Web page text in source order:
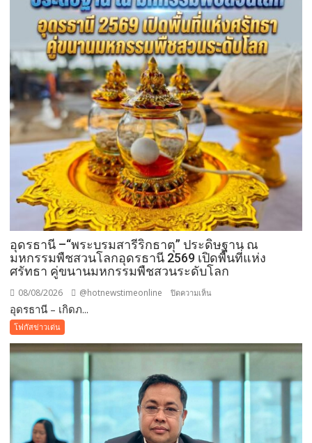
อุดรธานี –“พระบรมสารีริกธาตุ” ประดิษฐาน ณ
มหกรรมพืชสวนโลกอุดรธานี 2569 เปิดพื้นที่แห่ง
ศรัทธา คู่ขนานมหกรรมพืชสวนระดับโลก
08/08/2026 @hotnewstimeonline ปิดความเห็น
ประดิษฐาน
มหกรรม
สวน
อุดรธานี – เกิดภ...
โฟกัสข่าวเด่น